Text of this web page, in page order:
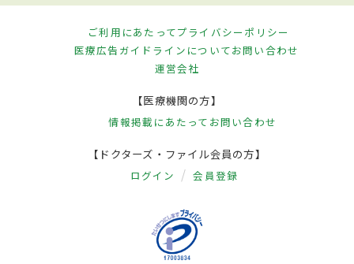
ご利用にあたってプライバシーポリシー
医療広告ガイドラインについてお問い合わせ
運営会社
【医療機関の方】
情報掲載にあたって お問い合わせ
【ドクターズ・ファイル会員の方】
ログイン 会員登録